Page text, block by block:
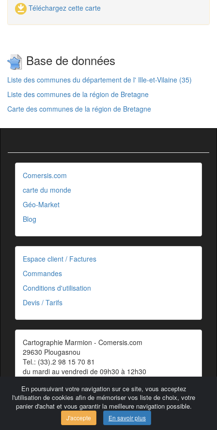
Téléchargez cette carte
Base de données
Liste des communes du département de l' Ille-et-Vilaine (35)
Liste des communes de la région de Bretagne
Carte des communes de la région de Bretagne
En poursuivant votre navigation sur ce site, vous acceptez
l'utilisation de cookies afin de mémoriser vos liste de choix, votre
panier d'achat et vous garantir la meilleure navigation possible.
J'accepte En savoir plus
Comersis.com
carte du monde
Géo-Market
Blog
Espace client / Factures
Commandes
Conditions d'utilisation
Devis / Tarifs
Cartographie Marmion - Comersis.com
29630 Plougasnou
Tel.: (33).2 98 15 70 81
du mardi au vendredi de 09h30 à 12h30
Contact